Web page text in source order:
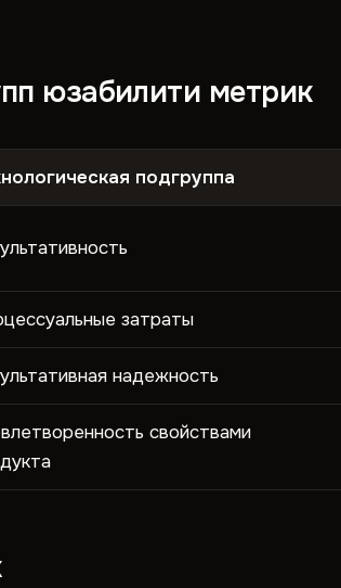
юзабилити метрик
подгруппа
затраты
надежность
свойствами